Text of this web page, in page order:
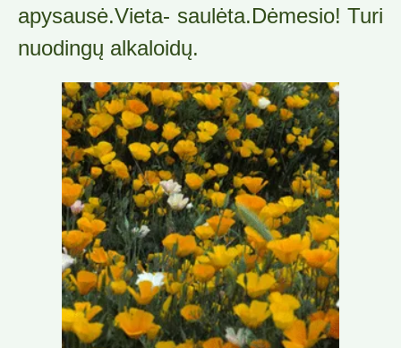
apysausė.Vieta- saulėta.Dėmesio! Turi
nuodingų alkaloidų.